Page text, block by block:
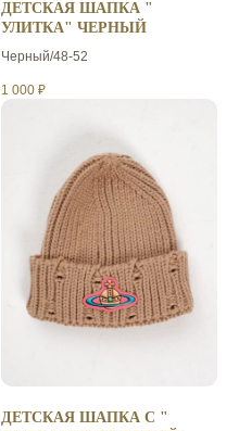
ДЕТСКАЯ ШАПКА "
УЛИТКА" ЧЕРНЫЙ
Черный/48-52
1 000 ₽
ДЕТСКАЯ ШАПКА С "